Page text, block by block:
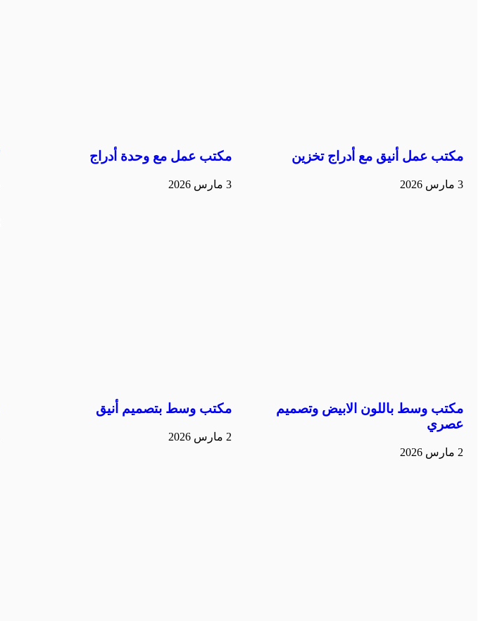
مكتب عمل أنيق مع أدراج تخزين
3 مارس 2026
مكتب عمل مع وحدة أدراج
3 مارس 2026
مكتب وسط باللون الابيض وتصميم
عصري
2 مارس 2026
مكتب وسط بتصميم أنيق
2 مارس 2026